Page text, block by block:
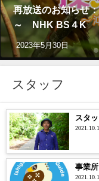
改訂版 石垣島
2026年5月28日
スタッフ
スタ
事業所